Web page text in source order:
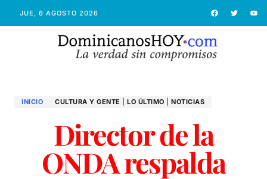
JUE, 6 AGOSTO 2026
INICIO CULTURA Y GENTE LO ÚLTIMO NOTICIAS
Director de la
ONDA respalda